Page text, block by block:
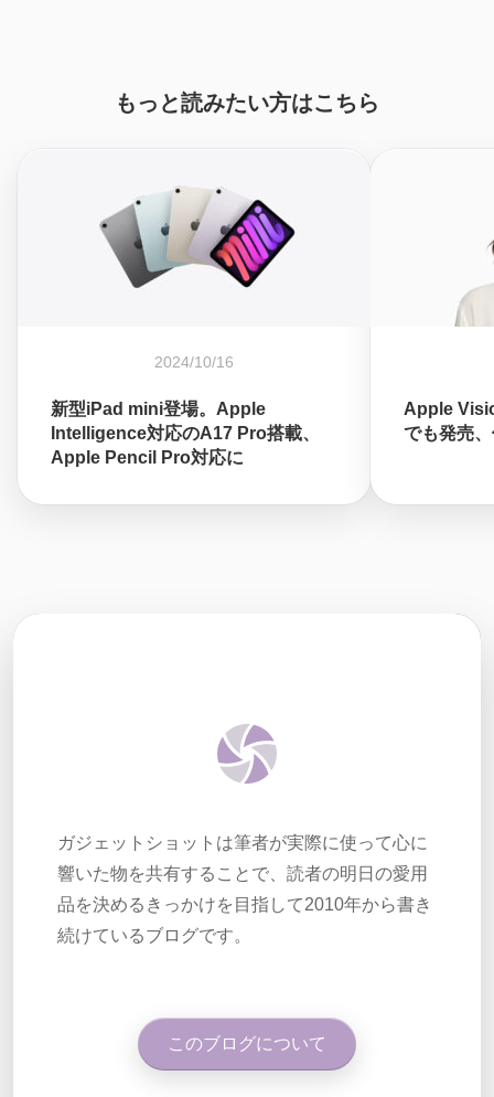
もっと読みたい方はこちら
2024/10/16
新型iPad mini登場。Apple
Intelligence対応のA17 Pro搭載、
Apple Pencil Pro対応に
Apple
でも発売
ガジェットショットは筆者が実際に使って心に
響いた物を共有することで、読者の明日の愛用
品を決めるきっかけを目指して2010年から書き
続けているブログです。
このブログについて